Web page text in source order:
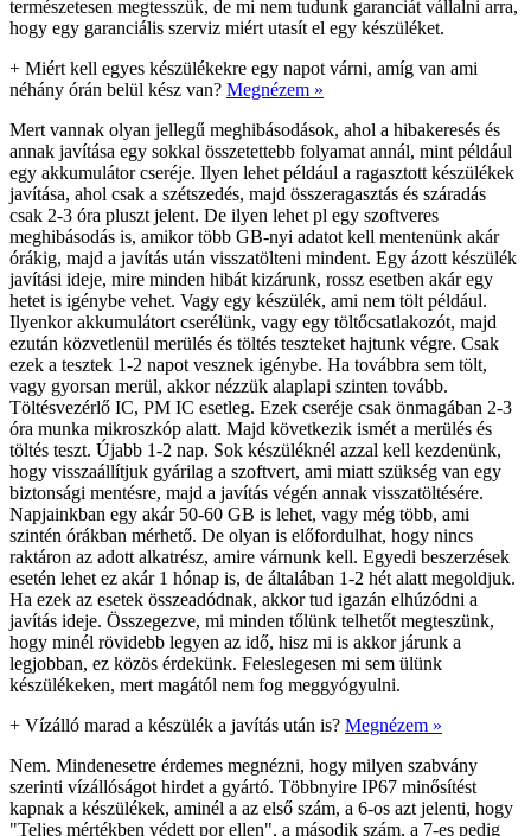
természetesen megtesszük, de mi nem tudunk garanciát vállalni arra,
hogy egy garanciális szerviz miért utasít el egy készüléket.
+ Miért kell egyes készülékekre egy napot várni, amíg van ami
néhány órán belül kész van? Megnézem »
Mert vannak olyan jellegű meghibásodások, ahol a hibakeresés és
annak javítása egy sokkal összetettebb folyamat annál, mint például
egy akkumulátor cseréje. Ilyen lehet például a ragasztott készülékek
javítása, ahol csak a szétszedés, majd összeragasztás és száradás
csak 2-3 óra pluszt jelent. De ilyen lehet pl egy szoftveres
meghibásodás is, amikor több GB-nyi adatot kell mentenünk akár
órákig, majd a javítás után visszatölteni mindent. Egy ázott készülék
javítási ideje, mire minden hibát kizárunk, rossz esetben akár egy
hetet is igénybe vehet. Vagy egy készülék, ami nem tölt például.
Ilyenkor akkumulátort cserélünk, vagy egy töltőcsatlakozót, majd
ezután közvetlenül merülés és töltés teszteket hajtunk végre. Csak
ezek a tesztek 1-2 napot vesznek igénybe. Ha továbbra sem tölt,
vagy gyorsan merül, akkor nézzük alaplapi szinten tovább.
Töltésvezérlő IC, PM IC esetleg. Ezek cseréje csak önmagában 2-3
óra munka mikroszkóp alatt. Majd következik ismét a merülés és
töltés teszt. Újabb 1-2 nap. Sok készüléknél azzal kell kezdenünk,
hogy visszaállítjuk gyárilag a szoftvert, ami miatt szükség van egy
biztonsági mentésre, majd a javítás végén annak visszatöltésére.
Napjainkban egy akár 50-60 GB is lehet, vagy még több, ami
szintén órákban mérhető. De olyan is előfordulhat, hogy nincs
raktáron az adott alkatrész, amire várnunk kell. Egyedi beszerzések
esetén lehet ez akár 1 hónap is, de általában 1-2 hét alatt megoldjuk.
Ha ezek az esetek összeadódnak, akkor tud igazán elhúzódni a
javítás ideje. Összegezve, mi minden tőlünk telhetőt megteszünk,
hogy minél rövidebb legyen az idő, hisz mi is akkor járunk a
legjobban, ez közös érdekünk. Feleslegesen mi sem ülünk
készülékeken, mert magától nem fog meggyógyulni.
+ Vízálló marad a készülék a javítás után is? Megnézem »
Nem. Mindenesetre érdemes megnézni, hogy milyen szabvány
szerinti vízállóságot hirdet a gyártó. Többnyire IP67 minősítést
kapnak a készülékek, aminél a az első szám, a 6-os azt jelenti, hogy
"Teljes mértékben védett por ellen", a második szám, a 7-es pedig